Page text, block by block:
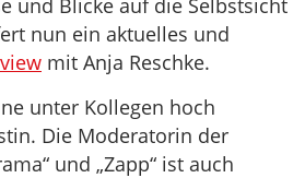
und Blicke auf die Selbstsicht
nun ein aktuelles und
mit Anja Reschke.
unter Kollegen hoch
Die Moderatorin der
und „Zapp“ ist auch